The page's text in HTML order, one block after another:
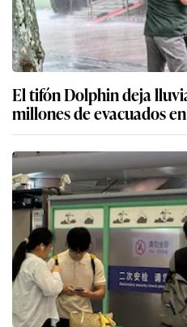
El tifón Dolphin deja
millones de evacuados